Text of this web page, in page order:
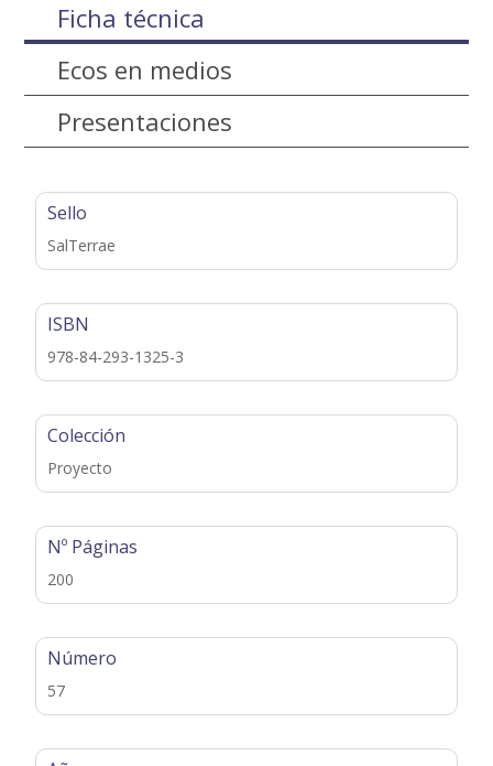
Ficha técnica
Ecos en medios
Presentaciones
Sello
SalTerrae
ISBN
978-84-293-1325-3
Colección
Proyecto
Nº Páginas
200
Número
57